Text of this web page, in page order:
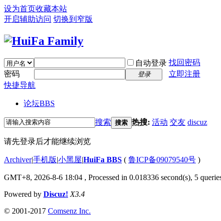
设为首页收藏本站
开启辅助访问 切换到窄版
自动登录 找回密码
密码
登录
立即注册
快捷导航
论坛BBS
搜索 搜索 热搜: 活动 交友 discuz
请先登录后才能继续浏览
Archiver|手机版|小黑屋|HuiFa BBS ( 鲁ICP备09079540号 )
GMT+8, 2026-8-6 18:04 , Processed in 0.018336 second(s), 5
Powered by Discuz! X3.4
© 2001-2017 Comsenz Inc.